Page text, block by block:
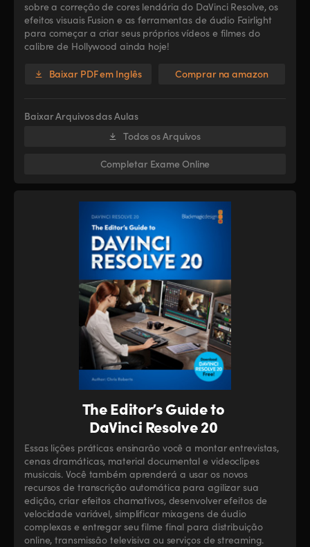
sobre a correção de cores lendária do DaVinci Resolve, os
efeitos visuais Fusion e as ferramentas de áudio Fairlight
para começar a criar seus próprios vídeos e filmes do
calibre de Hollywood ainda hoje!
Baixar PDF em Inglês Comprar na amazon
Baixar Arquivos das Aulas
Todos os Arquivos
Completar Exame Online
The Editor’s Guide to
DaVinci Resolve 20
Essas lições práticas ensinarão você a montar entrevistas,
cenas dramáticas, material documental e videoclipes
musicais. Você também aprenderá a usar os novos
recursos de transcrição automática para agilizar sua
edição, criar efeitos chamativos, desenvolver efeitos de
velocidade variável, simplificar mixagens de áudio
complexas e entregar seu filme final para distribuição
online, transmissão televisiva ou serviços de streaming.